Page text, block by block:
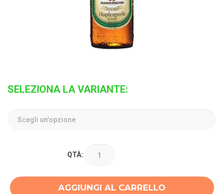
SELEZIONA LA VARIANTE:
QTÀ:
AGGIUNGI AL CARRELLO